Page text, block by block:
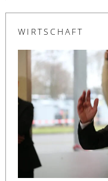
WIRTSCHAFT